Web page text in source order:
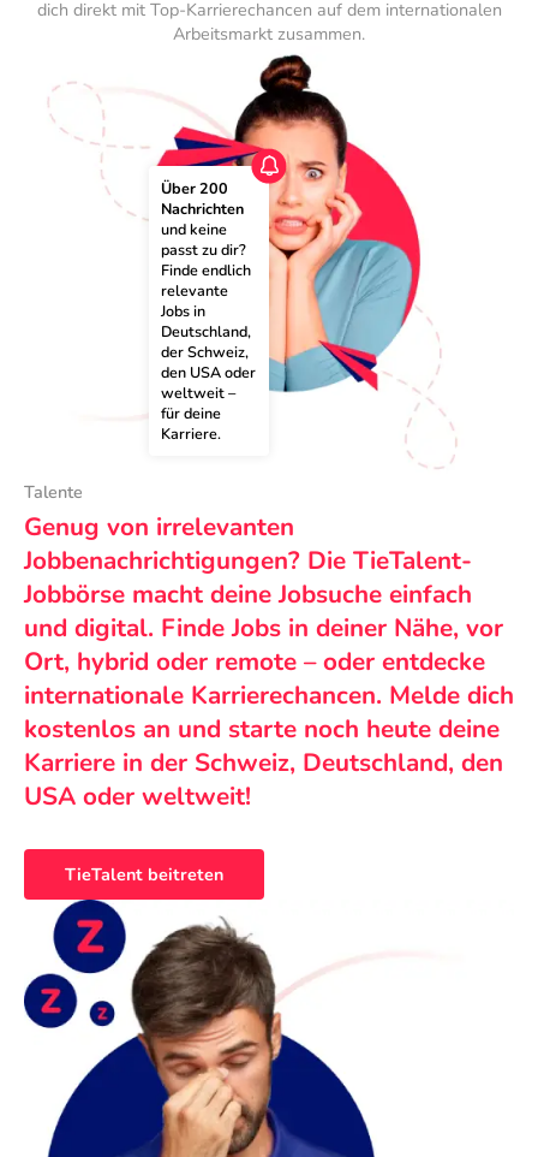
dich direkt mit Top-Karrierechancen auf dem internationalen
Arbeitsmarkt zusammen.
Über 200
Nachrichten
und keine
passt zu dir?
Finde endlich
relevante
Jobs in
Deutschland,
der Schweiz,
den USA oder
weltweit –
für deine
Karriere.
Talente
Genug von irrelevanten
Jobbenachrichtigungen? Die TieTalent-
Jobbörse macht deine Jobsuche einfach
und digital. Finde Jobs in deiner Nähe, vor
Ort, hybrid oder remote – oder entdecke
internationale Karrierechancen. Melde dich
kostenlos an und starte noch heute deine
Karriere in der Schweiz, Deutschland, den
USA oder weltweit!
TieTalent beitreten